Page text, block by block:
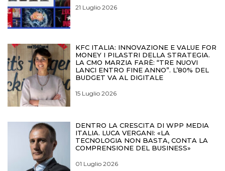
21 Luglio 2026
KFC ITALIA: INNOVAZIONE E VALUE FOR
MONEY I PILASTRI DELLA STRATEGIA.
LA CMO MARZIA FARÈ: “TRE NUOVI
LANCI ENTRO FINE ANNO”. L’80% DEL
BUDGET VA AL DIGITALE
15 Luglio 2026
DENTRO LA CRESCITA DI WPP MEDIA
ITALIA. LUCA VERGANI: «LA
TECNOLOGIA NON BASTA, CONTA LA
COMPRENSIONE DEL BUSINESS»
01 Luglio 2026